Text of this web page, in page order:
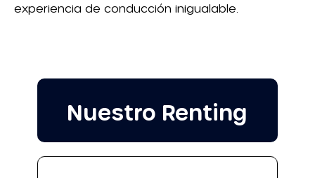
experiencia de conducción inigualable.
Nuestro Renting